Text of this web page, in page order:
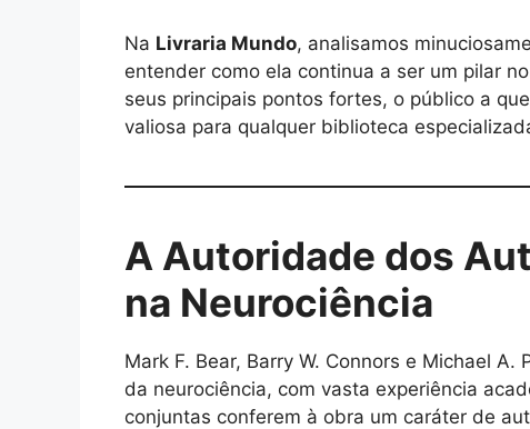
Na Livraria Mundo, analisamos
entender como ela continua a ser um pilar
seus principais pontos fortes, o público a
valiosa para qualquer biblioteca
A Autoridade dos
na Neurociência
Mark F. Bear, Barry W. Connors e Michael
da neurociência, com vasta experiência
conjuntas conferem à obra um caráter de